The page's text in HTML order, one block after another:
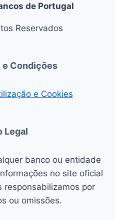
de Portugal
Reservados
e Condições
e Cookies
Legal
banco ou entidade
no site oficial
responsabilizamos por
ou omissões.